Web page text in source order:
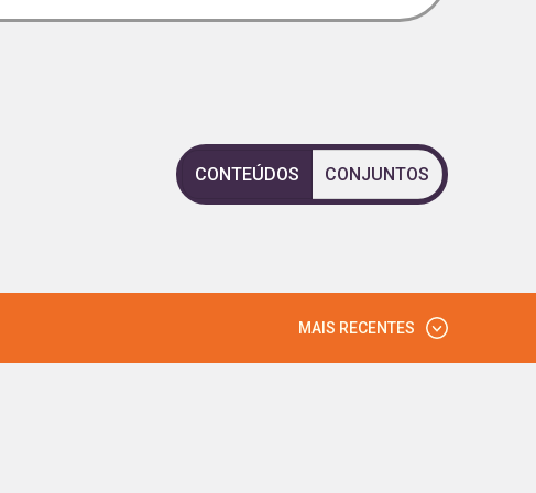
CONTEÚDOS CONJUNTOS
MAIS RECENTES